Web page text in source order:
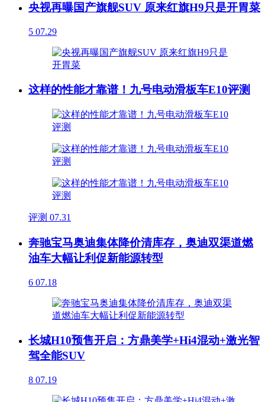
央视再曝国产旗舰SUV 原来红旗H9只是开胃菜
5 07.29
这样的性能才靠谱！九号电动滑板车E10评测
评测 07.31
奔驰宝马奥迪集体降价清库存，奥迪双渠道燃
油车大幅让利促新能源转型
6 07.18
长城H10预售开启：方鼎美学+Hi4混动+激光智
驾全能SUV
8 07.19